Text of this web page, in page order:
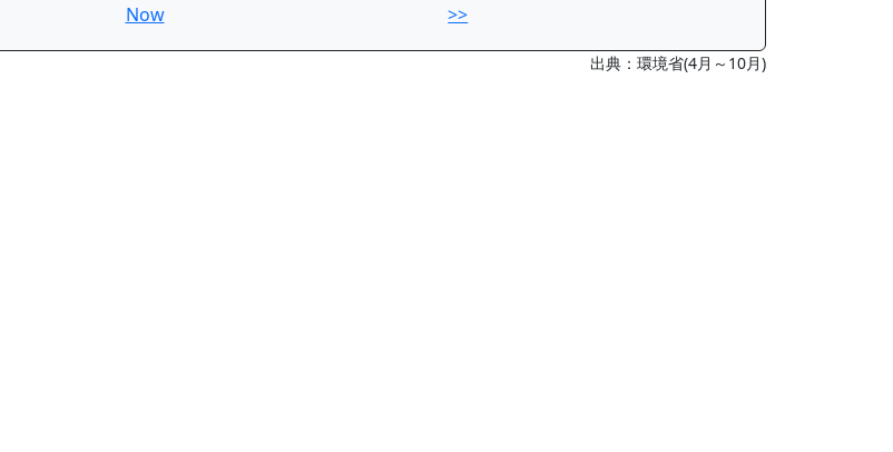
Now >>
出典：環境省(4月～10月)